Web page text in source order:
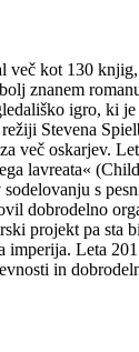
več kot 130
znanem
igro, ki
Stevena
več oskarjev.
lavreata«
s
dobrodelno
projekt pa sta
imperija. Leta
in